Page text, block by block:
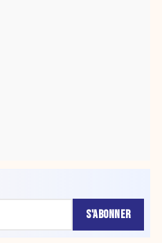
S'ABONNER